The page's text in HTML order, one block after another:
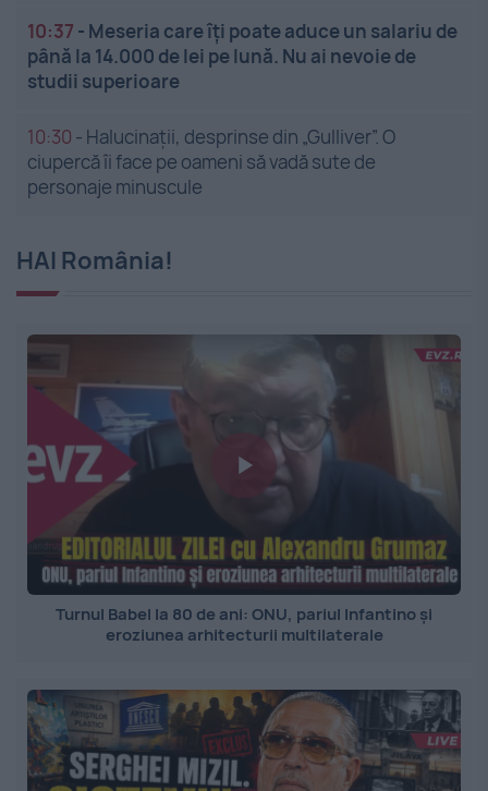
10:37 - Meseria care îți poate aduce un salariu de
până la 14.000 de lei pe lună. Nu ai nevoie de
studii superioare
10:30 - Halucinații, desprinse din „Gulliver”. O
ciupercă îi face pe oameni să vadă sute de
personaje minuscule
HAI România!
Turnul Babel la 80 de ani: ONU, pariul Infantino și
eroziunea arhitecturii multilaterale